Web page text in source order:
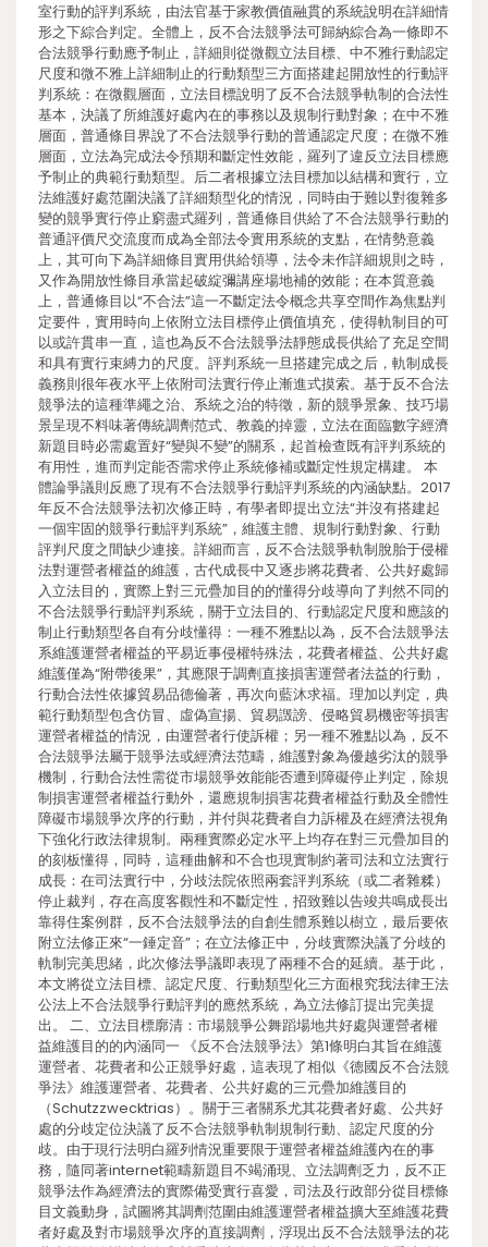
室行動的評判系統，由法官基于家教價值融貫的系統說明在詳細情
形之下綜合判定。全體上，反不合法競爭法可歸納綜合為一條即不
合法競爭行動應予制止，詳細則從微觀立法目標、中不雅行動認定
尺度和微不雅上詳細制止的行動類型三方面搭建起開放性的行動評
判系統：在微觀層面，立法目標說明了反不合法競爭軌制的合法性
基本，決議了所維護好處內在的事務以及規制行動對象；在中不雅
層面，普通條目界說了不合法競爭行動的普通認定尺度；在微不雅
層面，立法為完成法令預期和斷定性效能，羅列了違反立法目標應
予制止的典範行動類型。后二者根據立法目標加以結構和實行，立
法維護好處范圍決議了詳細類型化的情況，同時由于難以對復雜多
變的競爭實行停止窮盡式羅列，普通條目供給了不合法競爭行動的
普通評價尺交流度而成為全部法令實用系統的支點，在情勢意義
上，其可向下為詳細條目實用供給領導，法令未作詳細規則之時，
又作為開放性條目承當起破綻彌講座場地補的效能；在本質意義
上，普通條目以“不合法”這一不斷定法令概念共享空間作為焦點判
定要件，實用時向上依附立法目標停止價值填充，使得軌制目的可
以或許貫串一直，這也為反不合法競爭法靜態成長供給了充足空間
和具有實行束縛力的尺度。評判系統一旦搭建完成之后，軌制成長
義務則很年夜水平上依附司法實行停止漸進式摸索。基于反不合法
競爭法的這種準繩之治、系統之治的特徵，新的競爭景象、技巧場
景呈現不料味著傳統調劑范式、教義的掉靈，立法在面臨數字經濟
新題目時必需處置好“變與不變”的關系，起首檢查既有評判系統的
有用性，進而判定能否需求停止系統修補或斷定性規定構建。 本
體論爭議則反應了現有不合法競爭行動評判系統的內涵缺點。2017
年反不合法競爭法初次修正時，有學者即提出立法“并沒有搭建起
一個牢固的競爭行動評判系統”，維護主體、規制行動對象、行動
評判尺度之間缺少連接。詳細而言，反不合法競爭軌制脫胎于侵權
法對運營者權益的維護，古代成長中又逐步將花費者、公共好處歸
入立法目的，實際上對三元疊加目的的懂得分歧導向了判然不同的
不合法競爭行動評判系統，關于立法目的、行動認定尺度和應該的
制止行動類型各自有分歧懂得：一種不雅點以為，反不合法競爭法
系維護運營者權益的平易近事侵權特殊法，花費者權益、公共好處
維護僅為“附帶後果”，其應限于調劑直接損害運營者法益的行動，
行動合法性依據貿易品德倫著，再次向藍沐求福。理加以判定，典
範行動類型包含仿冒、虛偽宣揚、貿易譭謗、侵略貿易機密等損害
運營者權益的情況，由運營者行使訴權；另一種不雅點以為，反不
合法競爭法屬于競爭法或經濟法范疇，維護對象為優越劣汰的競爭
機制，行動合法性需從市場競爭效能能否遭到障礙停止判定，除規
制損害運營者權益行動外，還應規制損害花費者權益行動及全體性
障礙市場競爭次序的行動，并付與花費者自力訴權及在經濟法視角
下強化行政法律規制。兩種實際必定水平上均存在對三元疊加目的
的刻板懂得，同時，這種曲解和不合也現實制約著司法和立法實行
成長：在司法實行中，分歧法院依照兩套評判系統（或二者雜糅）
停止裁判，存在高度客觀性和不斷定性，招致難以告竣共鳴成長出
靠得住案例群，反不合法競爭法的自創生體系難以樹立，最后要依
附立法修正來“一錘定音”；在立法修正中，分歧實際決議了分歧的
軌制完美思緒，此次修法爭議即表現了兩種不合的延續。基于此，
本文將從立法目標、認定尺度、行動類型化三方面根究我法律王法
公法上不合法競爭行動評判的應然系統，為立法修訂提出完美提
出。 二、立法目標廓清：市場競爭公舞蹈場地共好處與運營者權
益維護目的的內涵同一 《反不合法競爭法》第1條明白其旨在維護
運營者、花費者和公正競爭好處，這表現了相似《德國反不合法競
爭法》維護運營者、花費者、公共好處的三元疊加維護目的
（Schutzzwecktrias）。關于三者關系尤其花費者好處、公共好
處的分歧定位決議了反不合法競爭軌制規制行動、認定尺度的分
歧。由于現行法明白羅列情況重要限于運營者權益維護內在的事
務，隨同著internet範疇新題目不竭涌現、立法調劑乏力，反不正
競爭法作為經濟法的實際備受實行喜愛，司法及行政部分從目標條
目文義動身，試圖將其調劑范圍由維護運營者權益擴大至維護花費
者好處及對市場競爭次序的直接調劑，浮現出反不合法競爭法的花